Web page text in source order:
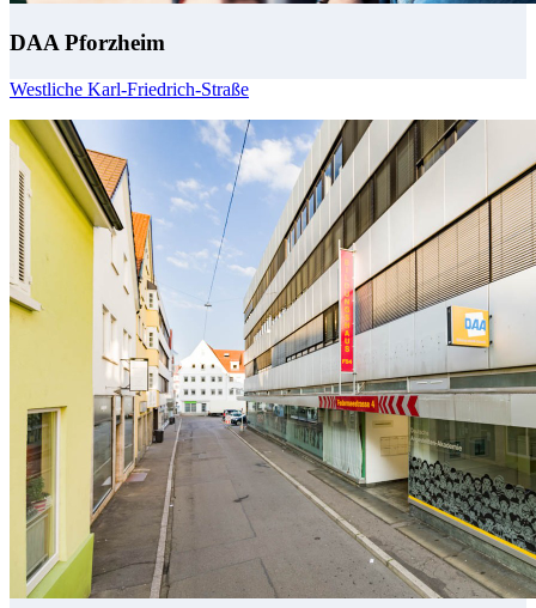
DAA Pforzheim
Westliche Karl-Friedrich-Straße